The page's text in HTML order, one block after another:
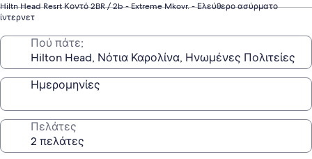
Hiltn Head Resrt Κοντό 2BR / 2b - Extreme Mkovr. - Ελεύθερο ασύρματο
ίντερνετ
Πού πάτε;
Ημερομηνίες
Πελάτες